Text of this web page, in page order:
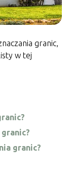
granic,
w tej
granic?